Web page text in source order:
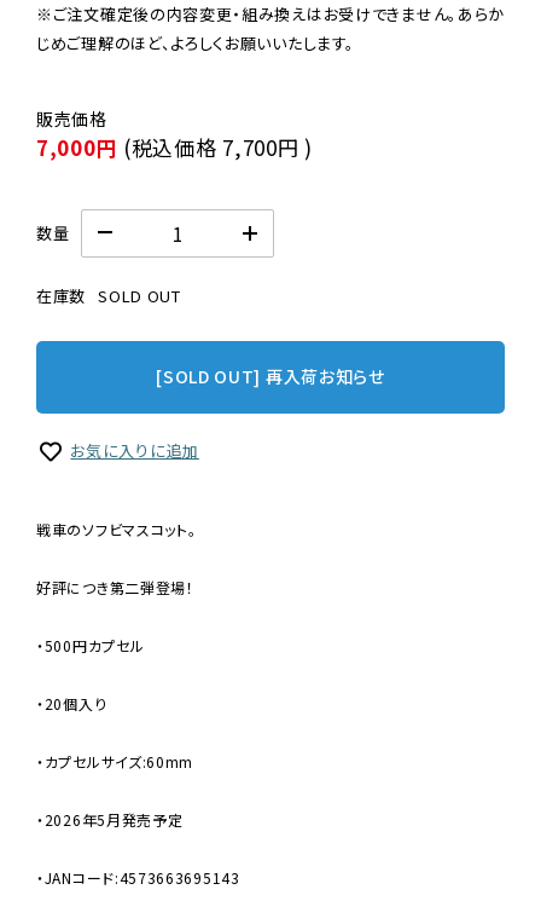
※ご注文確定後の内容変更・組み換えはお受けできません。あらか
じめご理解のほど、よろしくお願いいたします。
7,000円 (税込価格 7,700円 )
数量
在庫数 SOLD OUT
[SOLD OUT] 再入荷お知らせ
お気に入りに追加
戦車のソフビマスコット。
好評につき第二弾登場！
・500円カプセル
・20個入り
・カプセルサイズ:60mm
・2026年5月発売予定
・JANコード:4573663695143